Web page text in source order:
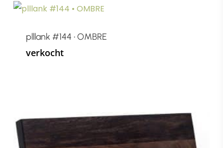
plllank #144 • OMBRE
verkocht